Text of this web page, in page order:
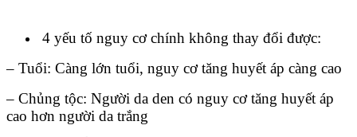
4 yếu tố nguy cơ chính không thay đổi được:
– Tuổi: Càng lớn tuổi, nguy cơ tăng huyết áp càng cao
– Chủng tộc: Người da den có nguy cơ tăng huyết áp
cao hơn người da trắng